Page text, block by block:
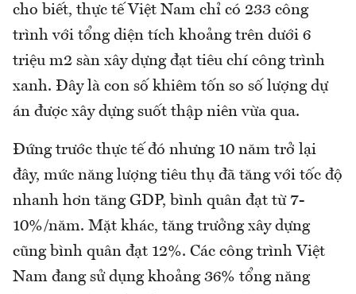
cho biết, thực tế Việt Nam chỉ có 233 công
trình với tổng diện tích khoảng trên dưới 6
triệu m2 sàn xây dựng đạt tiêu chí công trình
xanh. Đây là con số khiêm tốn so số lượng dự
án được xây dựng suốt thập niên vừa qua.
Đứng trước thực tế đó nhưng 10 năm trở lại
đây, mức năng lượng tiêu thụ đã tăng với tốc độ
nhanh hơn tăng GDP, bình quân đạt từ 7-
10%/năm. Mặt khác, tăng trưởng xây dựng
cũng bình quân đạt 12%. Các công trình Việt
Nam đang sử dụng khoảng 36% tổng năng